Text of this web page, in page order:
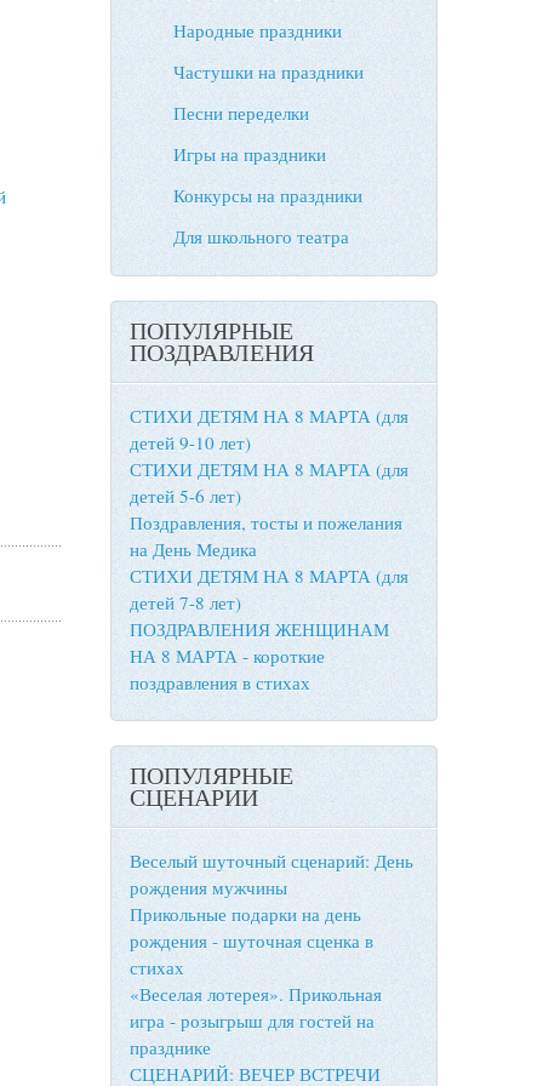
Народные праздники
Частушки на праздники
Песни переделки
Игры на праздники
Конкурсы на праздники
Для школьного театра
ПОПУЛЯРНЫЕ
ПОЗДРАВЛЕНИЯ
СТИХИ ДЕТЯМ НА 8 МАРТА (для
детей 9-10 лет)
СТИХИ ДЕТЯМ НА 8 МАРТА (для
детей 5-6 лет)
Поздравления, тосты и пожелания
на День Медика
СТИХИ ДЕТЯМ НА 8 МАРТА (для
детей 7-8 лет)
ПОЗДРАВЛЕНИЯ ЖЕНЩИНАМ
НА 8 МАРТА - короткие
поздравления в стихах
ПОПУЛЯРНЫЕ
СЦЕНАРИИ
Веселый шуточный сценарий: День
рождения мужчины
Прикольные подарки на день
рождения - шуточная сценка в
стихах
«Веселая лотерея». Прикольная
игра - розыгрыш для гостей на
празднике
СЦЕНАРИЙ: ВЕЧЕР ВСТРЕЧИ